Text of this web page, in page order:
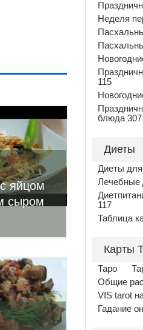
яйцом
сыром
Неделя
115
блюда 307
Диеты
Диеты для
Лечебные
117
Таблица
Карты
Таро
Общие
VIS tarot
Гадание